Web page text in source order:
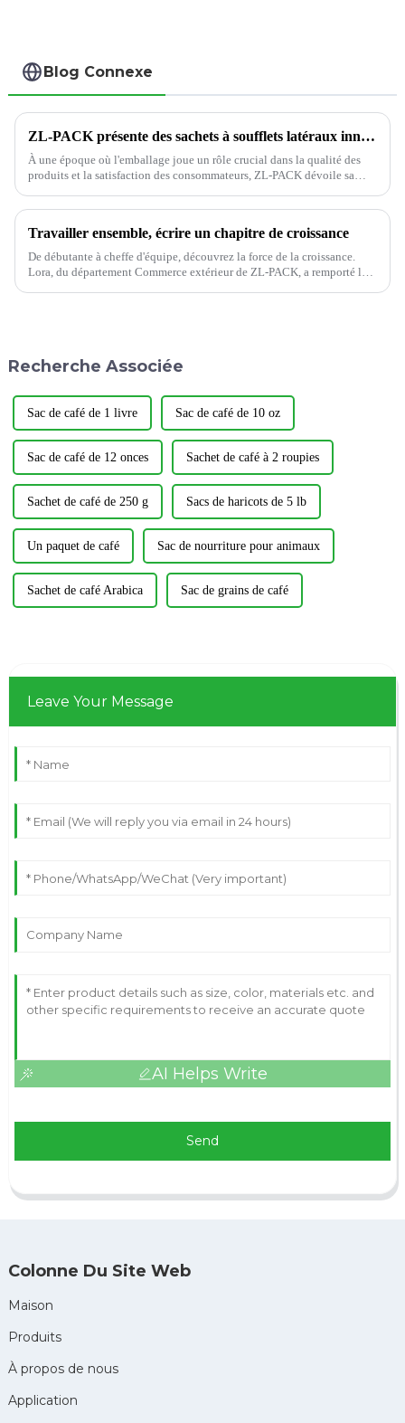
Blog Connexe
ZL-PACK présente des sachets à soufflets latéraux innovants pour une conservation supérieure des produits
À une époque où l'emballage joue un rôle crucial dans la qualité des
produits et la satisfaction des consommateurs, ZL-PACK dévoile sa
Travailler ensemble, écrire un chapitre de croissance
De débutante à cheffe d'équipe, découvrez la force de la croissance.
Lora, du département Commerce extérieur de ZL-PACK, a remporté les
Recherche Associée
Sac de café de 1 livre Sac de café de 10 oz
Sac de café de 12 onces Sachet de café à 2 roupies
Sachet de café de 250 g Sacs de haricots de 5 lb
Un paquet de café Sac de nourriture pour animaux
Sachet de café Arabica Sac de grains de café
Leave Your Message
AI Helps Write
Send
Colonne Du Site Web
Maison
Produits
À propos de nous
Application